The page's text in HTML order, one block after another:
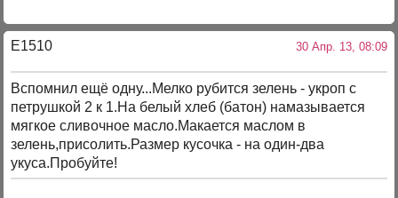
E1510 30 Апр. 13, 08:09
Вспомнил ещё одну...Мелко рубится зелень - укроп с
петрушкой 2 к 1.На белый хлеб (батон) намазывается
мягкое сливочное масло.Макается маслом в
зелень,присолить.Размер кусочка - на один-два
укуса.Пробуйте!